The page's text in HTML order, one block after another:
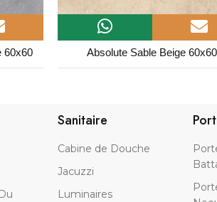
Ege Tech Rocky Anthracite
60x60
Sanitaire
Cabine de Douche
Jacuzzi
Luminaires